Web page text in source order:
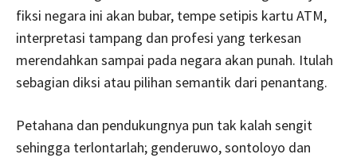
fiksi negara ini akan bubar, tempe setipis kartu ATM,
interpretasi tampang dan profesi yang terkesan
merendahkan sampai pada negara akan punah. Itulah
sebagian diksi atau pilihan semantik dari penantang.
Petahana dan pendukungnya pun tak kalah sengit
sehingga terlontarlah; genderuwo, sontoloyo dan